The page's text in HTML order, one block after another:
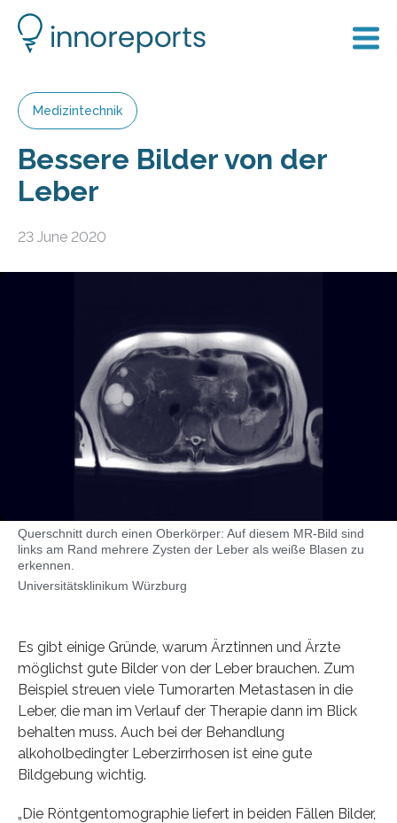
Medizintechnik
Bessere Bilder von der
Leber
23 June 2020
Querschnitt durch einen Oberkörper: Auf diesem MR-Bild sind
links am Rand mehrere Zysten der Leber als weiße Blasen zu
erkennen.
Universitätsklinikum Würzburg
Es gibt einige Gründe, warum Ärztinnen und Ärzte
möglichst gute Bilder von der Leber brauchen. Zum
Beispiel streuen viele Tumorarten Metastasen in die
Leber, die man im Verlauf der Therapie dann im Blick
behalten muss. Auch bei der Behandlung
alkoholbedingter Leberzirrhosen ist eine gute
Bildgebung wichtig.
„Die Röntgentomographie liefert in beiden Fällen Bilder,